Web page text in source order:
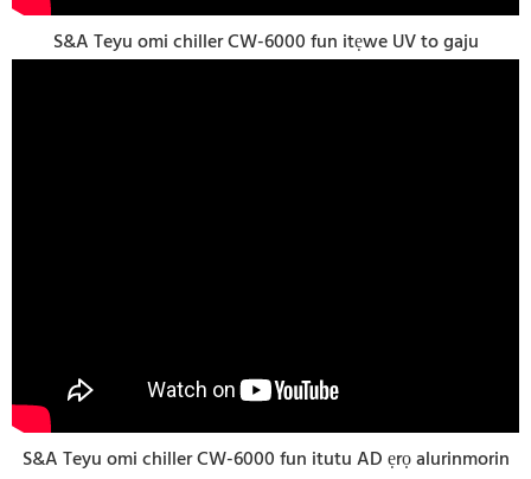
S&A Teyu omi chiller CW-6000 fun itẹwe UV to gaju
S&A Teyu omi chiller CW-6000 fun itutu AD ẹrọ alurinmorin